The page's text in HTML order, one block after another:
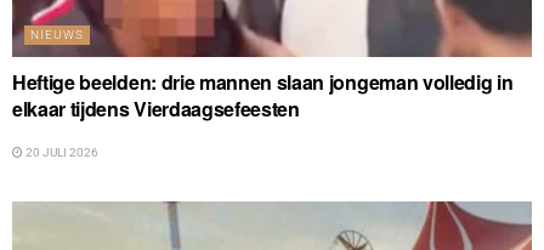
NIEUWS
Heftige beelden: drie mannen slaan jongeman volledig in
elkaar tijdens Vierdaagsefeesten
20 JULI 2026